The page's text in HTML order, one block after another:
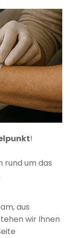
!
rund um das
aus
wir Ihnen